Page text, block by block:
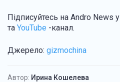
Підписуйтесь на Andro News у
та YouTube -канал.
Джерело: gizmochina
Автор: Ирина Кошелева